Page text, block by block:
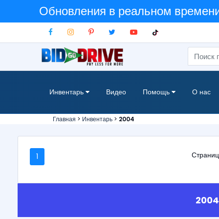
Обновления в реальном
Инвентарь Видео Помощь О нас
Главная > Инвентарь > 2004
1